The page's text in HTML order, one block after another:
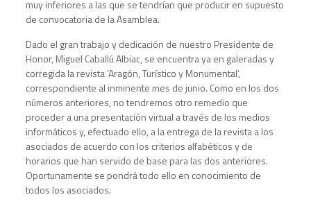
muy inferiores a las que se tendrían que producir en supuesto
de convocatoria de la Asamblea.
Dado el gran trabajo y dedicación de nuestro Presidente de
Honor, Miguel Caballú Albiac, se encuentra ya en galeradas y
corregida la revista ‘Aragón, Turístico y Monumental’,
correspondiente al inminente mes de junio. Como en los dos
números anteriores, no tendremos otro remedio que
proceder a una presentación virtual a través de los medios
informáticos y, efectuado ello, a la entrega de la revista a los
asociados de acuerdo con los criterios alfabéticos y de
horarios que han servido de base para las dos anteriores.
Oportunamente se pondrá todo ello en conocimiento de
todos los asociados.